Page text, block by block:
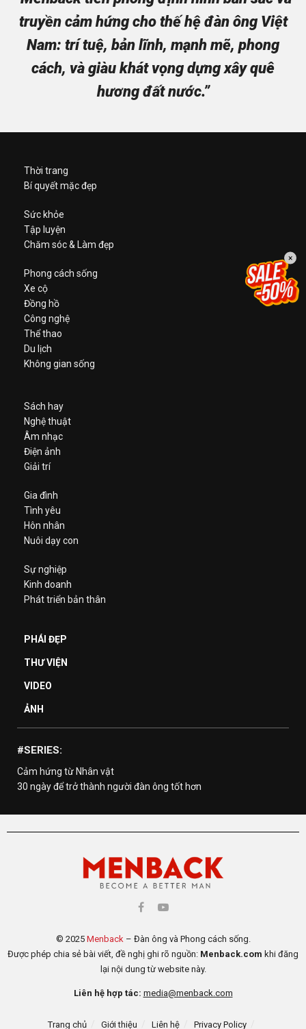
truyền cảm hứng cho thế hệ đàn ông Việt
Nam: trí tuệ, bản lĩnh, mạnh mẽ, phong
cách, và giàu khát vọng dựng xây quê
hương đất nước.”
Thời trang
Bí quyết mặc đẹp
Sức khỏe
Tập luyện
Chăm sóc & Làm đẹp
Phong cách sống
Xe cộ
Đồng hồ
Công nghệ
Thể thao
Du lịch
Không gian sống
Sách hay
Nghệ thuật
Âm nhạc
Điện ảnh
Giải trí
Gia đình
Tình yêu
Hôn nhân
Nuôi dạy con
Sự nghiệp
Kinh doanh
Phát triển bản thân
PHÁI ĐẸP
THƯ VIỆN
VIDEO
ẢNH
#SERIES:
Cảm hứng từ Nhân vật
30 ngày để trở thành người đàn ông tốt hơn
© 2025 Menback– Đàn ông và Phong cách sống.
Được phép chia sẻ bài viết, đề nghị ghi rõ nguồn: Menback.com khi đăng
lại nội dung từ website này.
Liên hệ hợp tác: media@menback.com
Trang chủ Giới thiệu Liên hệ Privacy Policy
×